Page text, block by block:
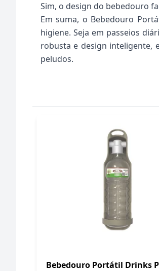
Sim, o design do bebedouro
Em suma, o Bebedouro
higiene. Seja em passeios
robusta e design inteligente,
peludos.
Bebedouro Portátil Drinks